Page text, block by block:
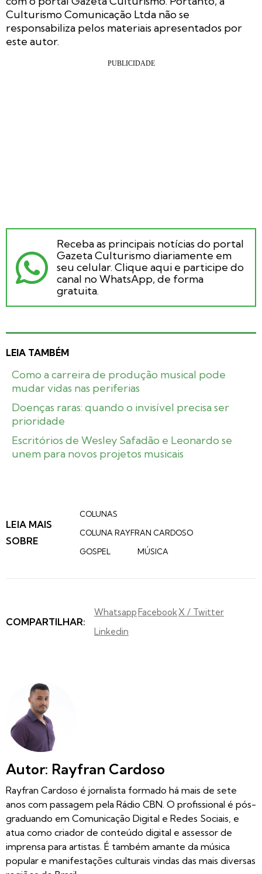
Culturismo Comunicação Ltda não se
responsabiliza pelos materiais apresentados por
este autor.
Receba as principais notícias do portal
Gazeta Culturismo diariamente em
seu celular. Clique aqui e participe do
canal no WhatsApp, de forma
gratuita.
LEIA TAMBÉM
Como a carreira de produção musical pode
mudar vidas nas periferias
Doenças raras: quando o invisível precisa ser
prioridade
Escritórios de Wesley Safadão e Leonardo se
unem para novos projetos musicais
LEIA MAIS
SOBRE
COLUNAS
COLUNA RAYFRAN CARDOSO
GOSPEL
MÚSICA
COMPARTILHAR:
WhatsappFacebookX / Twitter
Linkedin
Autor: Rayfran Cardoso
Rayfran Cardoso é jornalista formado há mais de sete
anos com passagem pela Rádio CBN. O profissional é pós-
graduando em Comunicação Digital e Redes Sociais, e
atua como criador de conteúdo digital e assessor de
imprensa para artistas. É também amante da música
popular e manifestações culturais vindas das mais diversas